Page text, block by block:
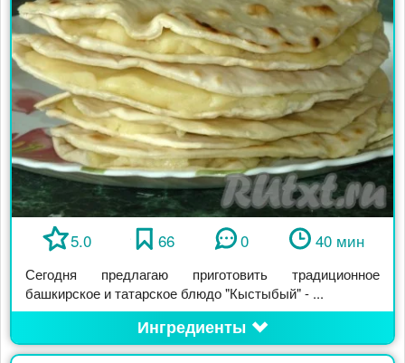
5.0 66 0 40 мин
Сегодня предлагаю приготовить традиционное
башкирское и татарское блюдо "Кыстыбый" - ...
Ингредиенты